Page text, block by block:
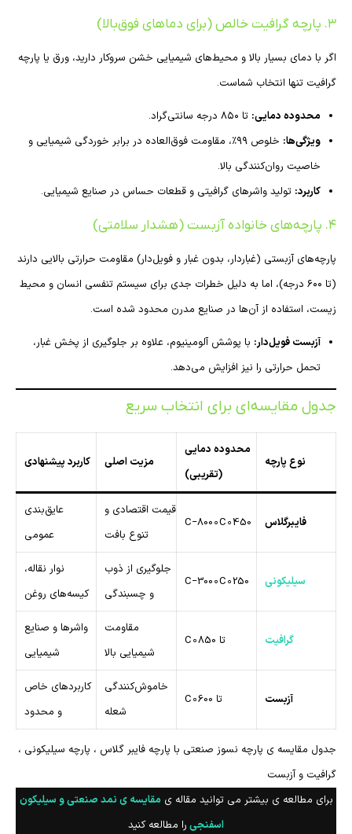
۳. پارچه گرافیت خالص (برای دماهای فوق‌بالا)
اگر با دمای بسیار بالا و محیط‌های شیمیایی خشن سروکار دارید، ورق یا پارچه
گرافیت تنها انتخاب شماست.
محدوده دمایی: تا ۸۵۰ درجه سانتی‌گراد.
ویژگی‌ها:
خلوص ۹۹٪، مقاومت فوق‌العاده در برابر خوردگی شیمیایی و
خاصیت روان‌کنندگی بالا.
کاربرد: تولید واشرهای گرافیتی و قطعات حساس در صنایع شیمیایی.
۴. پارچه‌های خانواده آزبست (هشدار سلامتی)
پارچه‌های آزبستی (غباردار، بدون غبار و فویل‌دار) مقاومت حرارتی بالایی دارند
(تا ۶۰۰ درجه)، اما به دلیل خطرات جدی برای سیستم تنفسی انسان و محیط
زیست، استفاده از آن‌ها در صنایع مدرن محدود شده است.
آزبست فویل‌دار: با پوشش آلومینیوم، علاوه بر جلوگیری از پخش غبار،
تحمل حرارتی را نیز افزایش می‌دهد.
جدول مقایسه‌ای برای انتخاب سریع
نوع پارچه
محدوده دمایی
(تقریبی)
مزیت اصلی کاربرد پیشنهادی
فایبرگلاس 450∘C−800∘C
قیمت اقتصادی و
تنوع بافت
عایق‌بندی
عمومی
سیلیکونی 250∘C−300∘C
جلوگیری از ذوب
و چسبندگی
نوار نقاله،
کیسه‌های روغن
گرافیت تا 850∘C
مقاومت
شیمیایی بالا
واشرها و صنایع
شیمیایی
آزبست تا 600∘C
خاموش‌کنندگی
شعله
کاربردهای خاص
و محدود
جدول مقایسه ی پارچه نسوز صنعتی با پارچه فایبر گلاس ، پارچه سیلیکونی ،
گرافیت و آزبست
برای مطالعه ی بیشتر می توانید مقاله ی مقایسه ی نمد صنعتی و سیلیکون
اسفنجی را مطالعه کنید